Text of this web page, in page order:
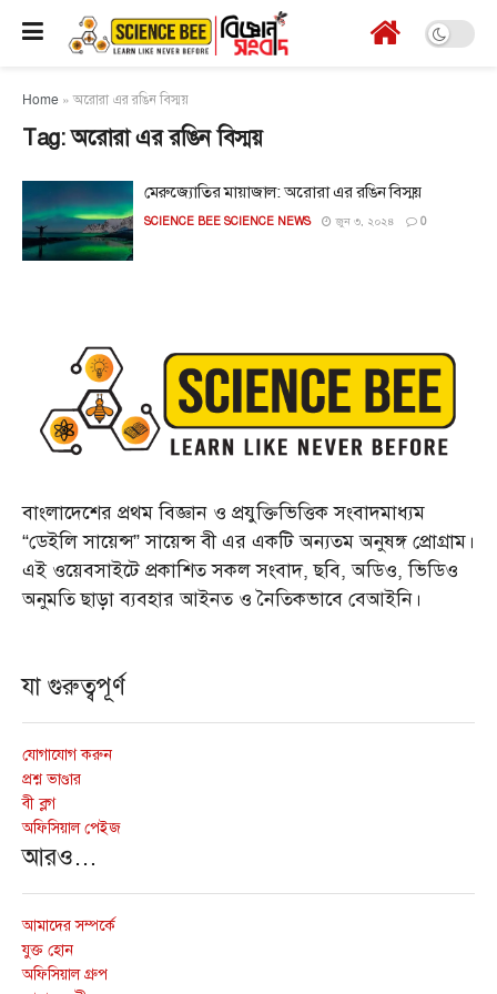
Home »অরোরা এর রঙিন বিস্ময়
Tag:অরোরা এর রঙিন বিস্ময়
মেরুজ্যোতির মায়াজাল: অরোরা এর রঙিন বিস্ময়
SCIENCE BEE SCIENCE NEWS জুন ৩, ২০২৪ 0
বাংলাদেশের প্রথম বিজ্ঞান ও প্রযুক্তিভিত্তিক সংবাদমাধ্যম
“ডেইলি সায়েন্স” সায়েন্স বী এর একটি অন্যতম অনুষঙ্গ প্রোগ্রাম।
এই ওয়েবসাইটে প্রকাশিত সকল সংবাদ, ছবি, অডিও, ভিডিও
অনুমতি ছাড়া ব্যবহার আইনত ও নৈতিকভাবে বেআইনি।
যা গুরুত্বপূর্ণ
যোগাযোগ করুন
প্রশ্ন ভাণ্ডার
বী ব্লগ
অফিসিয়াল পেইজ
আরও…
আমাদের সম্পর্কে
যুক্ত হোন
অফিসিয়াল গ্রুপ